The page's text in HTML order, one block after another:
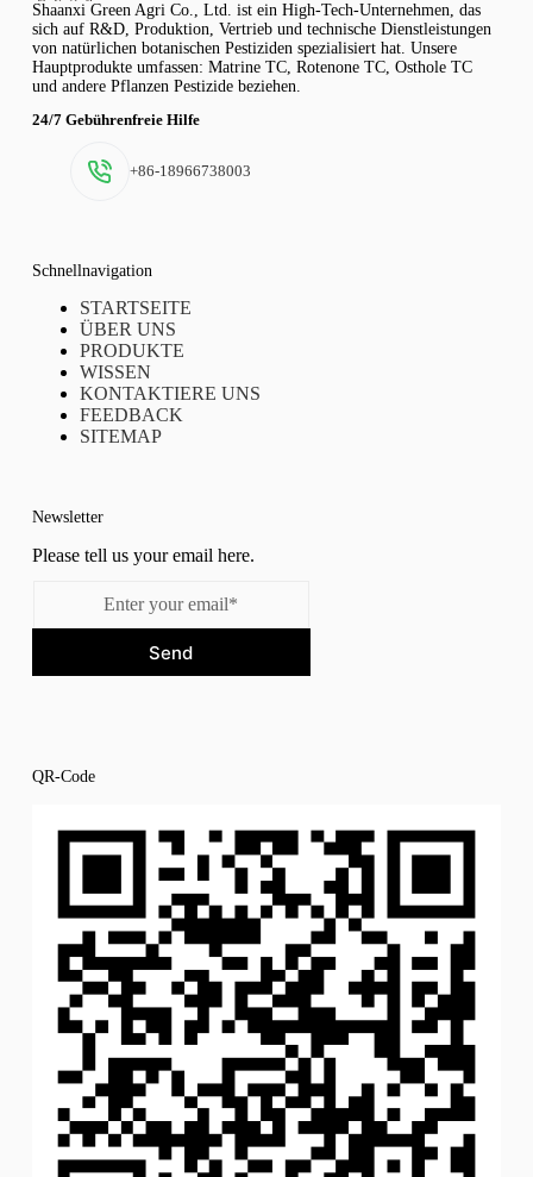
Shaanxi Green Agri Co., Ltd. ist ein High-Tech-Unternehmen, das
sich auf R&D, Produktion, Vertrieb und technische Dienstleistungen
von natürlichen botanischen Pestiziden spezialisiert hat. Unsere
Hauptprodukte umfassen: Matrine TC, Rotenone TC, Osthole TC
und andere Pflanzen Pestizide beziehen.
24/7 Gebührenfreie Hilfe
+86-18966738003
Schnellnavigation
STARTSEITE
ÜBER UNS
PRODUKTE
WISSEN
KONTAKTIERE UNS
FEEDBACK
SITEMAP
Newsletter
Please tell us your email here.
Send
QR-Code